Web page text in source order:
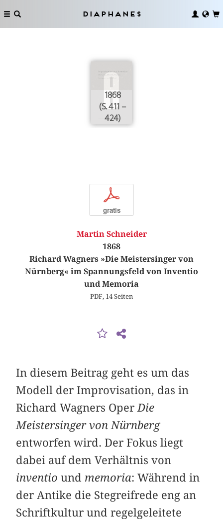
Diaphanes
1868
(S. 411 –
424)
p
gratis
Martin Schneider
1868
Richard Wagners »Die Meistersinger von
Nürnberg« im Spannungsfeld von Inventio
und Memoria
PDF, 14 Seiten
In diesem Beitrag geht es um das
Modell der Improvisation, das in
Richard Wagners Oper Die
Meistersinger von Nürnberg
entworfen wird. Der Fokus liegt
dabei auf dem Verhältnis von
inventio und memoria: Während in
der Antike die Stegreifrede eng an
Schriftkultur und regelgeleitete